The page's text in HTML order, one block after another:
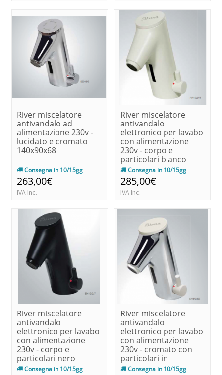
River miscelatore
antivandalo ad
alimentazione 230v -
lucidato e cromato
140x90x68
Consegna in 10/15gg
263,00€
IVA Inc.
River miscelatore
antivandalo
elettronico per lavabo
con alimentazione
230v - corpo e
particolari bianco
140x90x68
Consegna in 10/15gg
285,00€
IVA Inc.
River miscelatore
antivandalo
elettronico per lavabo
con alimentazione
230v - corpo e
particolari nero
140x90x68
Consegna in 10/15gg
River miscelatore
antivandalo
elettronico per lavabo
con alimentazione
230v - cromato con
particolari in
bianco140x90x68
Consegna in 10/15gg